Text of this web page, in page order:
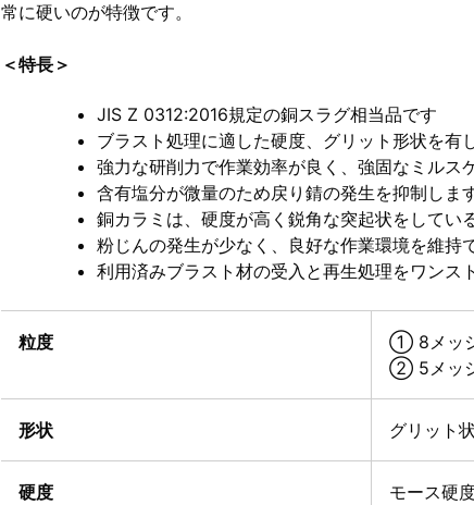
常に硬いのが特徴です。
＜特長＞
JIS Z 0312:2016規定の銅スラグ相当品です
ブラスト処理に適した硬度、グリット形状を有
強力な研削力で作業効率が良く、強固なミルス
含有塩分が微量のため戻り錆の発生を抑制しま
銅カラミは、硬度が高く鋭角な突起状をして
粉じんの発生が少なく、良好な作業環境を維持
利用済みブラスト材の受入と再生処理をワンス
粒度
① 8メッ
② 5メッ
形状 グリット状
硬度 モース硬